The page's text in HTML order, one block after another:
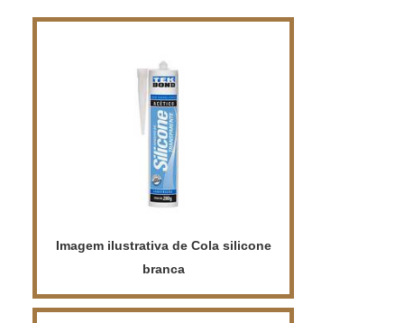
os colaboradores da WayFlex
conseguirá assertividade com alto
padrão e
durabilidade.IMPORTANTES DE
PERFIL DE BORRACHA PARA
JUNTA DE DILATAÇÃOH...
Imagem ilustrativa de Cola silicone
branca